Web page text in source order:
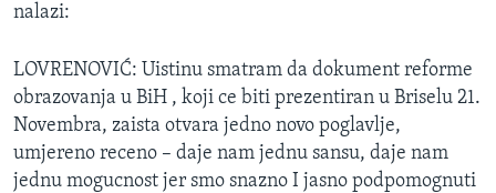
nalazi:
LOVRENOVIĆ: Uistinu smatram da dokument reforme
obrazovanja u BiH , koji ce biti prezentiran u Briselu 21.
Novembra, zaista otvara jedno novo poglavlje,
umjereno receno – daje nam jednu sansu, daje nam
jednu mogucnost jer smo snazno I jasno podpomognuti